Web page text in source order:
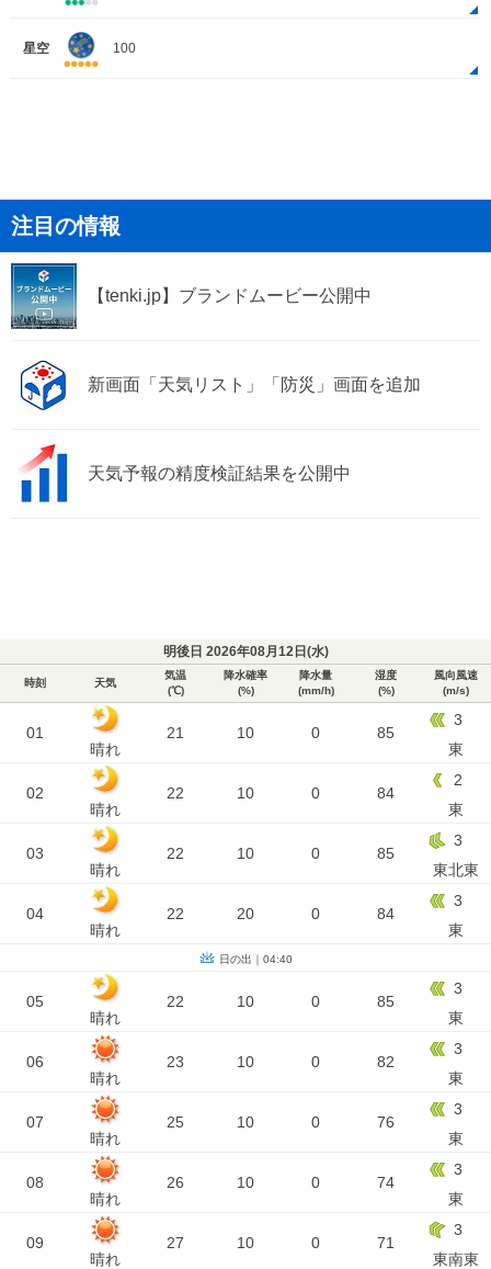
星空 100
注目の情報
【tenki.jp】ブランドムービー公開中
新画面「天気リスト」「防災」画面を追加
天気予報の精度検証結果を公開中
明後日 2026年08月12日(水)
時刻 天気
気温
(℃)
降水確率
(%)
降水量
(mm/h)
湿度
(%)
風向風速
(m/s)
01
晴れ
21 10 0 85
3
東
02
晴れ
22 10 0 84
2
東
03
晴れ
22 10 0 85
3
東北東
04
晴れ
22 20 0 84
3
東
日の出｜04:40
05
晴れ
22 10 0 85
3
東
06
晴れ
23 10 0 82
3
東
07
晴れ
25 10 0 76
3
東
08
晴れ
26 10 0 74
3
東
09
晴れ
27 10 0 71
3
東南東